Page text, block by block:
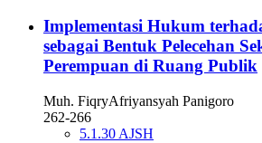
Implementasi Hukum
sebagai Bentuk Pelecehan
Perempuan di Ruang Publik
Muh. FiqryAfriyansyah Panigoro
262-266
5.1.30 AJSH